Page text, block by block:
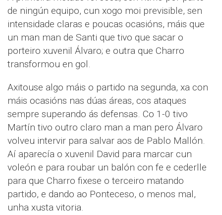
de ningún equipo, cun xogo moi previsible, sen
intensidade claras e poucas ocasións, máis que
un man man de Santi que tivo que sacar o
porteiro xuvenil Álvaro; e outra que Charro
transformou en gol.
Axitouse algo máis o partido na segunda, xa con
máis ocasións nas dúas áreas, cos ataques
sempre superando ás defensas. Co 1-0 tivo
Martín tivo outro claro man a man pero Álvaro
volveu intervir para salvar aos de Pablo Mallón.
Aí aparecía o xuvenil David para marcar cun
voleón e para roubar un balón con fe e cederlle
para que Charro fixese o terceiro matando
partido, e dando ao Ponteceso, o menos mal,
unha xusta vitoria.